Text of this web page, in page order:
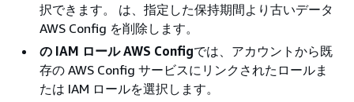
択できます。 は、指定した保持期間より古いデータ
AWS Config を削除します。
の IAM ロール AWS Configでは、アカウントから既
存の AWS Config サービスにリンクされたロールま
たは IAM ロールを選択します。